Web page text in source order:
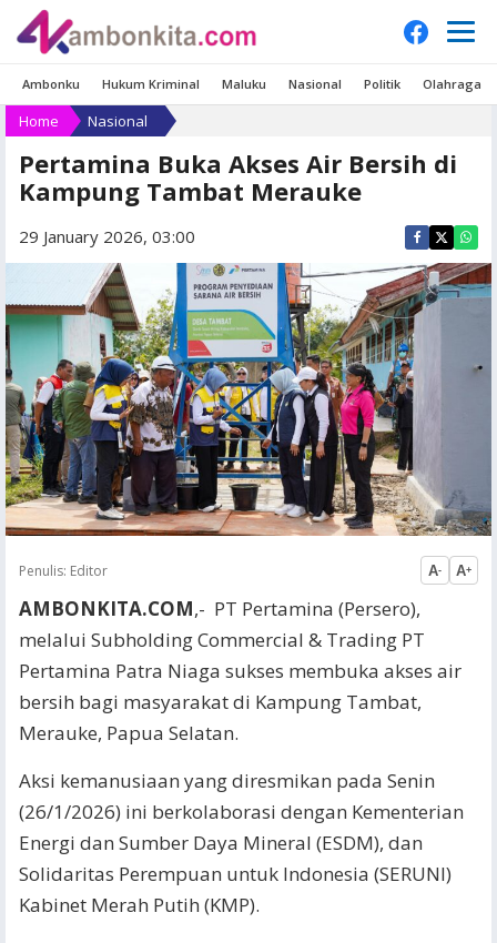
Ambonku Hukum Kriminal Maluku Nasional Politik Olahraga
Home Nasional
Pertamina Buka Akses Air Bersih di
Kampung Tambat Merauke
29 January 2026, 03:00
Penulis: Editor A- A+
AMBONKITA.COM,- PT Pertamina (Persero),
melalui Subholding Commercial & Trading PT
Pertamina Patra Niaga sukses membuka akses air
bersih bagi masyarakat di Kampung Tambat,
Merauke, Papua Selatan.
Aksi kemanusiaan yang diresmikan pada Senin
(26/1/2026) ini berkolaborasi dengan Kementerian
Energi dan Sumber Daya Mineral (ESDM), dan
Solidaritas Perempuan untuk Indonesia (SERUNI)
Kabinet Merah Putih (KMP).